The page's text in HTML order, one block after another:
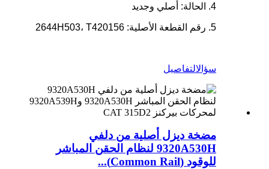
4. الحالة: أصلي وجديد
5. رقم القطعة الأصلية: 2644H503، T420156
سؤالالتفاصيل
مضخة ديزل أصلية من دلفي
9320A530H لنظام الحقن المباشر
للوقود (Common Rail)...